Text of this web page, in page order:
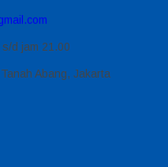
d jam 21.00
Abang, Jakarta